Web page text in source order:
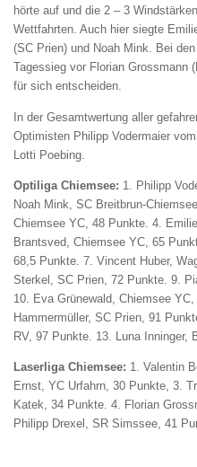
hörte auf und die 2 – 3
Wettfahrten. Auch hier siegte
(SC Prien) und Noah Mink. Bei
Tagessieg vor Florian Grossmann
für sich entscheiden.
In der Gesamtwertung aller
Optimisten Philipp Vodermaier
Lotti Poebing.
Optiliga Chiemsee: 1. Philipp
Noah Mink, SC Breitbrun-
Chiemsee YC, 48 Punkte. 4.
Brantsved, Chiemsee YC, 65
68,5 Punkte. 7. Vincent Huber,
Sterkel, SC Prien, 72 Punkte. 9.
10. Eva Grünewald, Chiemsee
Hammermüller, SC Prien, 91
RV, 97 Punkte. 13. Luna Inninger,
Laserliga Chiemsee: 1. Valentin
Ernst, YC Urfahrn, 30 Punkte, 3.
Katek, 34 Punkte. 4. Florian
Philipp Drexel, SR Simssee, 41